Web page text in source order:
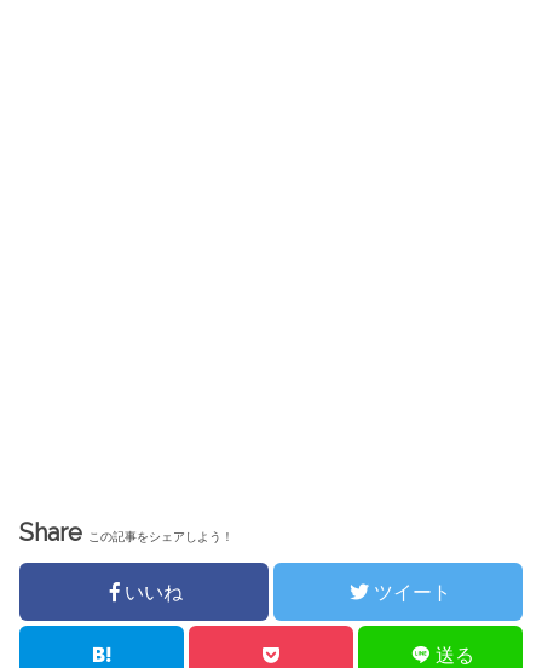
Share この記事をシェアしよう！
いいね ツイート
送る